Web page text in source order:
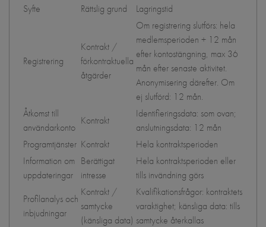
Syfte
Rättslig grund Lagringstid
Registrering
Kontrakt /
förkontraktuella
åtgärder
Om registrering slutförs: hela
medlemsperioden + 12 mån
efter kontostängning, max 36
mån efter senaste aktivitet.
Anonymisering därefter. Om
ej slutförd: 12 mån.
Åtkomst till
användarkonto
Kontrakt
Identifieringsdata: som ovan;
anslutningsdata: 12 mån
Programtjänster Kontrakt
Hela kontraktsperioden
Information om
uppdateringar
Berättigat
intresse
Hela kontraktsperioden eller
tills invändning görs
Profilanalys och
inbjudningar
Kontrakt /
samtycke
(känsliga data)
Kvalifikationsfrågor: kontraktets
varaktighet; känsliga data: tills
samtycke återkallas